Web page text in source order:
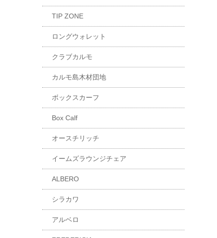
TIP ZONE
ロングウォレット
クラブカルモ
カルモ島木材団地
ボックスカーフ
Box Calf
オースチリッチ
イームズラウンジチェア
ALBERO
シラカワ
アルベロ